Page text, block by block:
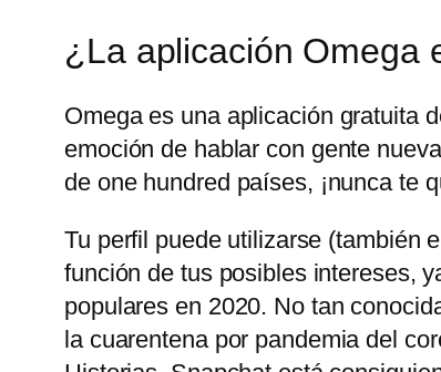
¿La aplicación Omega
Omega es una aplicación gratuita
emoción de hablar con gente
de one hundred países, ¡nunca te
Tu perfil puede utilizarse (también
función de tus posibles intereses,
populares en 2020. No tan
la cuarentena por pandemia del